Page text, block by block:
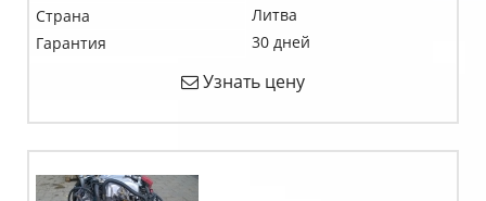
Страна
Литва
Гарантия
30 дней
Узнать цену